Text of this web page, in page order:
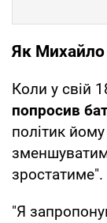
Як
Коли у свій
попросив
політик
зростатиме".
"Я